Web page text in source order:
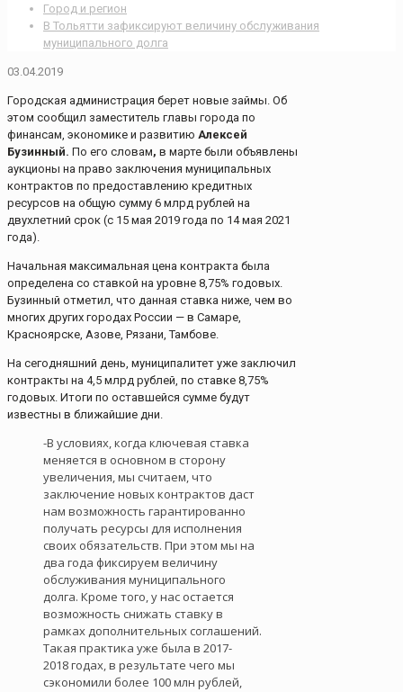
Город и регион
В Тольятти зафиксируют величину обслуживания
муниципального долга
03.04.2019
Городская администрация берет новые займы. Об
этом сообщил заместитель главы города по
финансам, экономике и развитию Алексей
Бузинный. По его словам, в марте были объявлены
аукционы на право заключения муниципальных
контрактов по предоставлению кредитных
ресурсов на общую сумму 6 млрд рублей на
двухлетний срок (с 15 мая 2019 года по 14 мая 2021
года).
Начальная максимальная цена контракта была
определена со ставкой на уровне 8,75% годовых.
Бузинный отметил, что данная ставка ниже, чем во
многих других городах России — в Самаре,
Красноярске, Азове, Рязани, Тамбове.
На сегодняшний день, муниципалитет уже заключил
контракты на 4,5 млрд рублей, по ставке 8,75%
годовых. Итоги по оставшейся сумме будут
известны в ближайшие дни.
-В условиях, когда ключевая ставка
меняется в основном в сторону
увеличения, мы считаем, что
заключение новых контрактов даст
нам возможность гарантированно
получать ресурсы для исполнения
своих обязательств. При этом мы на
два года фиксируем величину
обслуживания муниципального
долга. Кроме того, у нас остается
возможность снижать ставку в
рамках дополнительных соглашений.
Такая практика уже была в 2017-
2018 годах, в результате чего мы
сэкономили более 100 млн рублей,